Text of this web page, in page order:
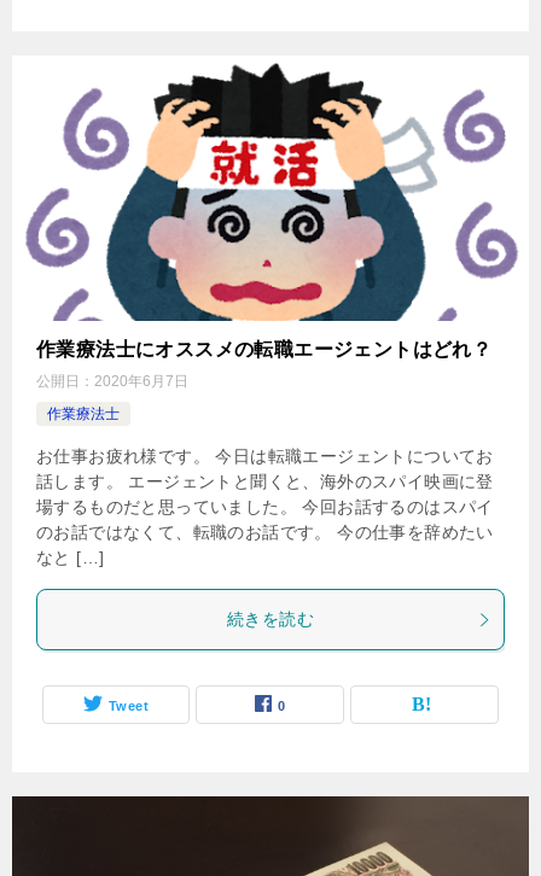
作業療法士にオススメの転職エージェントはどれ？
公開日： 2020年6月7日
作業療法士
お仕事お疲れ様です。 今日は転職エージェントについてお
話します。 エージェントと聞くと、海外のスパイ映画に登
場するものだと思っていました。 今回お話するのはスパイ
のお話ではなくて、転職のお話です。 今の仕事を辞めたい
なと […]
続きを読む
Tweet 0